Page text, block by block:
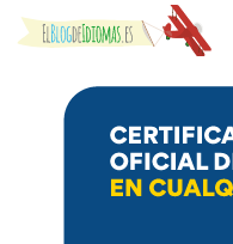
Skip to content